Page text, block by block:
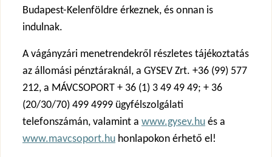
Budapest-Kelenföldre érkeznek, és onnan is
indulnak.
A vágányzári menetrendekről részletes tájékoztatás
az állomási pénztáraknál, a GYSEV Zrt. +36 (99) 577
212, a MÁVCSOPORT + 36 (1) 3 49 49 49; + 36
(20/30/70) 499 4999 ügyfélszolgálati
telefonszámán, valamint a www.gysev.hu és a
www.mavcsoport.hu honlapokon érhető el!